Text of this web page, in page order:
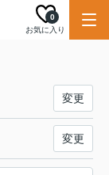
お気に入り
0
変更
変更